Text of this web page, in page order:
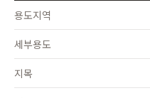
용도지역
세부용도
지목